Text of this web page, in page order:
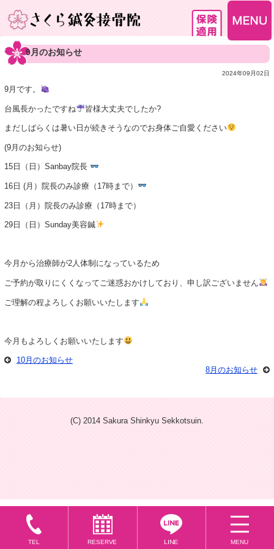
9月のお知らせ
2024年09月02日
9月です。
台風長かったですね 皆様大丈夫でしたか?
まだしばらくは暑い日が続きそうなのでお身体ご自愛ください
(9月のお知らせ)
15日（日）Sanbay院長
16日 (月）院長のみ診療（17時まで）
23日（月）院長のみ診療（17時まで）
29日（日）Sunday美容鍼
今月から治療師が2人体制になっているため
ご予約が取りにくくなってご迷惑おかけしており、申し訳ございません
ご理解の程よろしくお願いいたします
今月もよろしくお願いいたします
10月のお知らせ
8月のお知らせ
TEL RESERVE LINE MENU
(C) 2014 Sakura Shinkyu Sekkotsuin.